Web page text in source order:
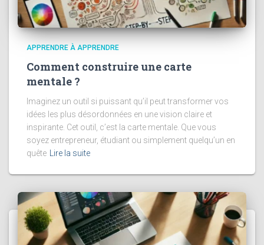
APPRENDRE À APPRENDRE
Comment construire une carte
mentale ?
Imaginez un outil si puissant qu’il peut transformer vos
idées les plus désordonnées en une vision claire et
inspirante. Cet outil, c’est la carte mentale. Que vous
soyez entrepreneur, étudiant ou simplement quelqu’un en
quête Lire la suite